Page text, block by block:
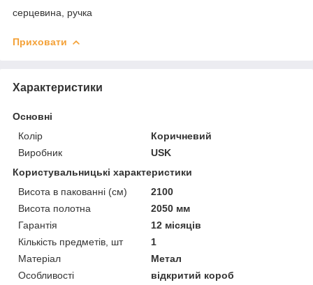
серцевина, ручка
Приховати
Характеристики
Основні
Колір
Коричневий
Виробник
USK
Користувальницькі характеристики
Висота в пакованні (см)
2100
Висота полотна
2050 мм
Гарантія
12 місяців
Кількість предметів, шт
1
Матеріал
Метал
Особливості
відкритий короб